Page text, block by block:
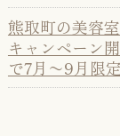
熊取町の美容
キャンペーン
で7月〜9月限定